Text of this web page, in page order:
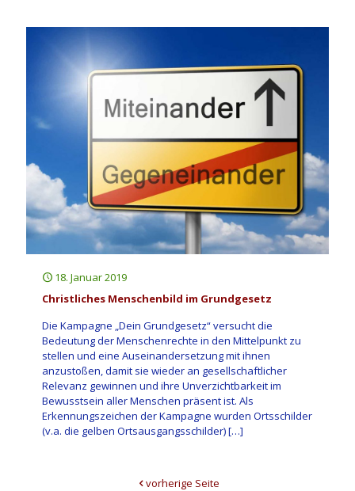
18. Januar 2019
Christliches Menschenbild im Grundgesetz
Die Kampagne „Dein Grundgesetz“ versucht die
Bedeutung der Menschenrechte in den Mittelpunkt zu
stellen und eine Auseinandersetzung mit ihnen
anzustoßen, damit sie wieder an gesellschaftlicher
Relevanz gewinnen und ihre Unverzichtbarkeit im
Bewusstsein aller Menschen präsent ist. Als
Erkennungszeichen der Kampagne wurden Ortsschilder
(v.a. die gelben Ortsausgangsschilder)[…]
vorherige Seite